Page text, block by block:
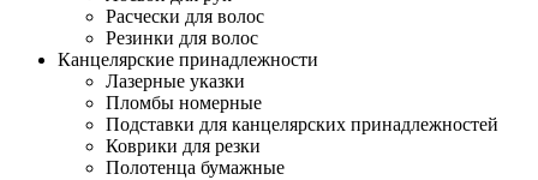
Расчески для волос
Резинки для волос
Канцелярские принадлежности
Лазерные указки
Пломбы номерные
Подставки для канцелярских принадлежностей
Коврики для резки
Полотенца бумажные